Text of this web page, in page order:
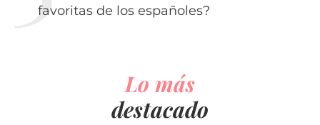
favoritas de los españoles?
Lo más
destacado